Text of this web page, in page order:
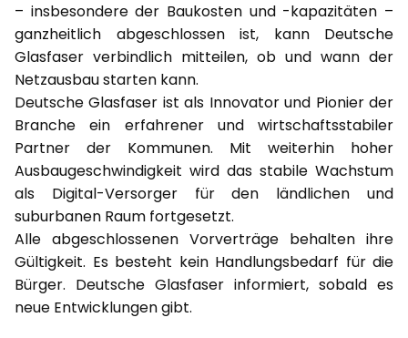
– insbesondere der Baukosten und -kapazitäten –
ganzheitlich abgeschlossen ist, kann Deutsche
Glasfaser verbindlich mitteilen, ob und wann der
Netzausbau starten kann.
Deutsche Glasfaser ist als Innovator und Pionier der
Branche ein erfahrener und wirtschaftsstabiler
Partner der Kommunen. Mit weiterhin hoher
Ausbaugeschwindigkeit wird das stabile Wachstum
als Digital-Versorger für den ländlichen und
suburbanen Raum fortgesetzt.
Alle abgeschlossenen Vorverträge behalten ihre
Gültigkeit. Es besteht kein Handlungsbedarf für die
Bürger. Deutsche Glasfaser informiert, sobald es
neue Entwicklungen gibt.